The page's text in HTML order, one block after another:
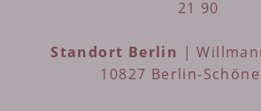
21 90
Standort Berlin |
10827 Berlin-